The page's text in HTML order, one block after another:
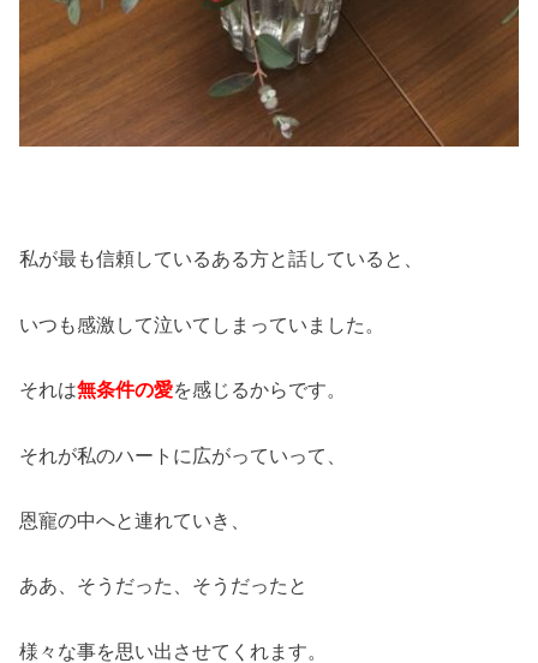
私が最も信頼しているある方と話していると、
いつも感激して泣いてしまっていました。
それは無条件の愛を感じるからです。
それが私のハートに広がっていって、
恩寵の中へと連れていき、
ああ、そうだった、そうだったと
様々な事を思い出させてくれます。